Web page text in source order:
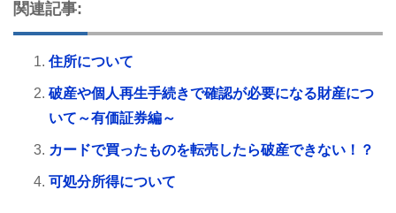
関連記事:
住所について
破産や個人再生手続きで確認が必要になる財産につ
いて～有価証券編～
カードで買ったものを転売したら破産できない！？
可処分所得について